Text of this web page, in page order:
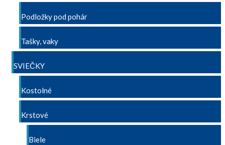
Podložky pod pohár
Tašky, vaky
SVIEČKY
Kostolné
Krstové
Biele